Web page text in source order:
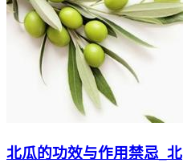
北瓜的功效与作用禁忌_北